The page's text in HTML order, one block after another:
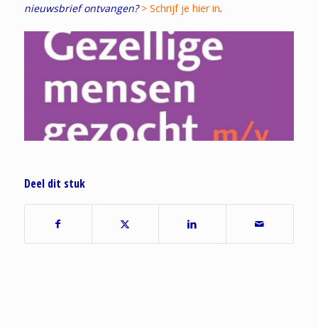
nieuwsbrief ontvangen?> Schrijf je hier in.
Deel dit stuk